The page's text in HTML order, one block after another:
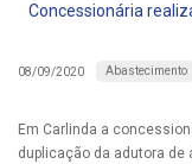
Concessionária
08/09/2020 Abastecimento
Em Carlinda a
duplicação da adutora de